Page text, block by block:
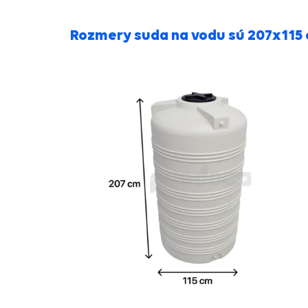
Rozmery suda na vodu sú 207x115